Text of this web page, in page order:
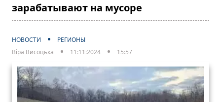
зарабатывают на мусоре
НОВОСТИ
РЕГИОНЫ
Віра Висоцька
11:11:2024 15:57